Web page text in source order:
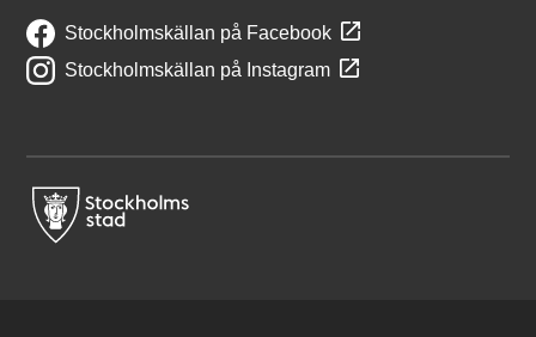
Stockholmskällan på Facebook
Stockholmskällan på Instagram